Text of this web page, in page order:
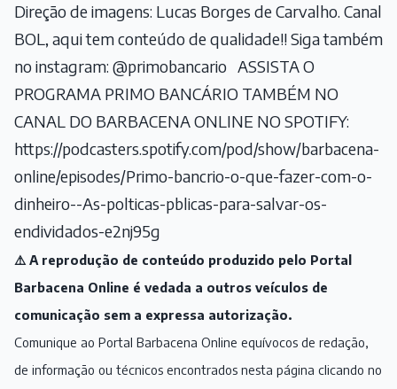
Direção de imagens: Lucas Borges de Carvalho. Canal
BOL, aqui tem conteúdo de qualidade!! Siga também
no instagram: @primobancario ASSISTA O
PROGRAMA PRIMO BANCÁRIO TAMBÉM NO
CANAL DO BARBACENA ONLINE NO SPOTIFY:
https://podcasters.spotify.com/pod/show/barbacena-
online/episodes/Primo-bancrio-o-que-fazer-com-o-
dinheiro--As-polticas-pblicas-para-salvar-os-
endividados-e2nj95g
⚠️ A reprodução de conteúdo produzido pelo Portal
Barbacena Online é vedada a outros veículos de
comunicação sem a expressa autorização.
Comunique ao Portal Barbacena Online equívocos de redação,
de informação ou técnicos encontrados nesta página clicando no